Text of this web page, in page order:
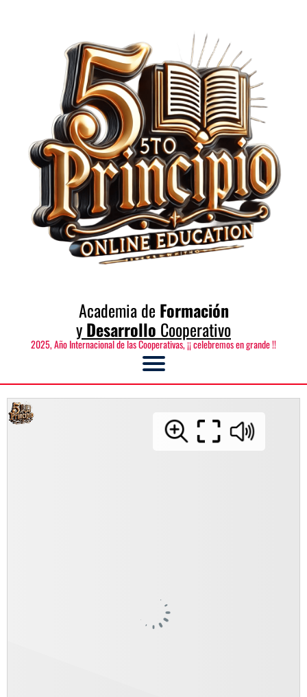
Academia de Formación
yDesarrollo Cooperativo
2025, Año Internacional de las Cooperativas, ¡¡ celebremos en grande !!